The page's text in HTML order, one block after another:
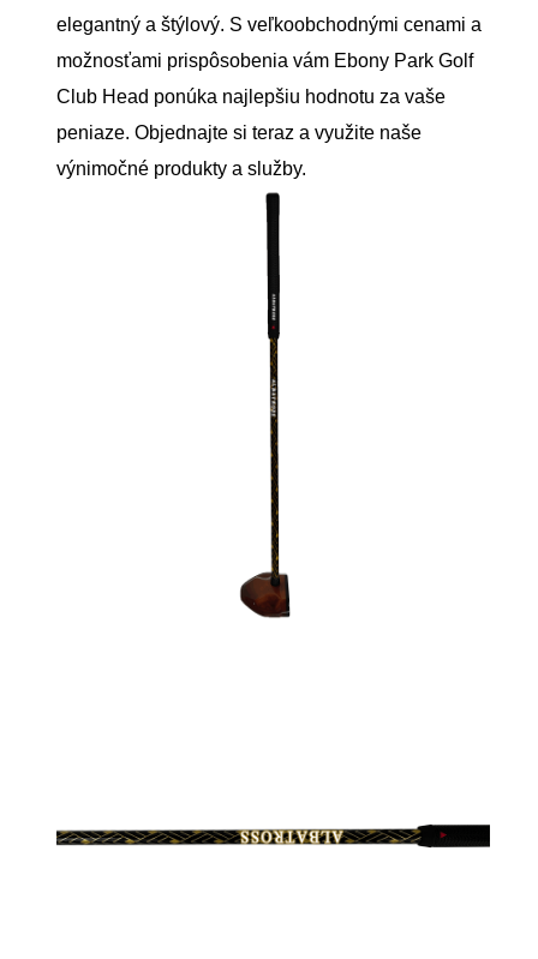
elegantný a štýlový. S veľkoobchodnými cenami a
možnosťami prispôsobenia vám Ebony Park Golf
Club Head ponúka najlepšiu hodnotu za vaše
peniaze. Objednajte si teraz a využite naše
výnimočné produkty a služby.